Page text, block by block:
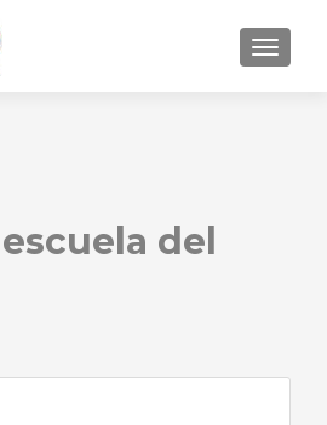
escuela del